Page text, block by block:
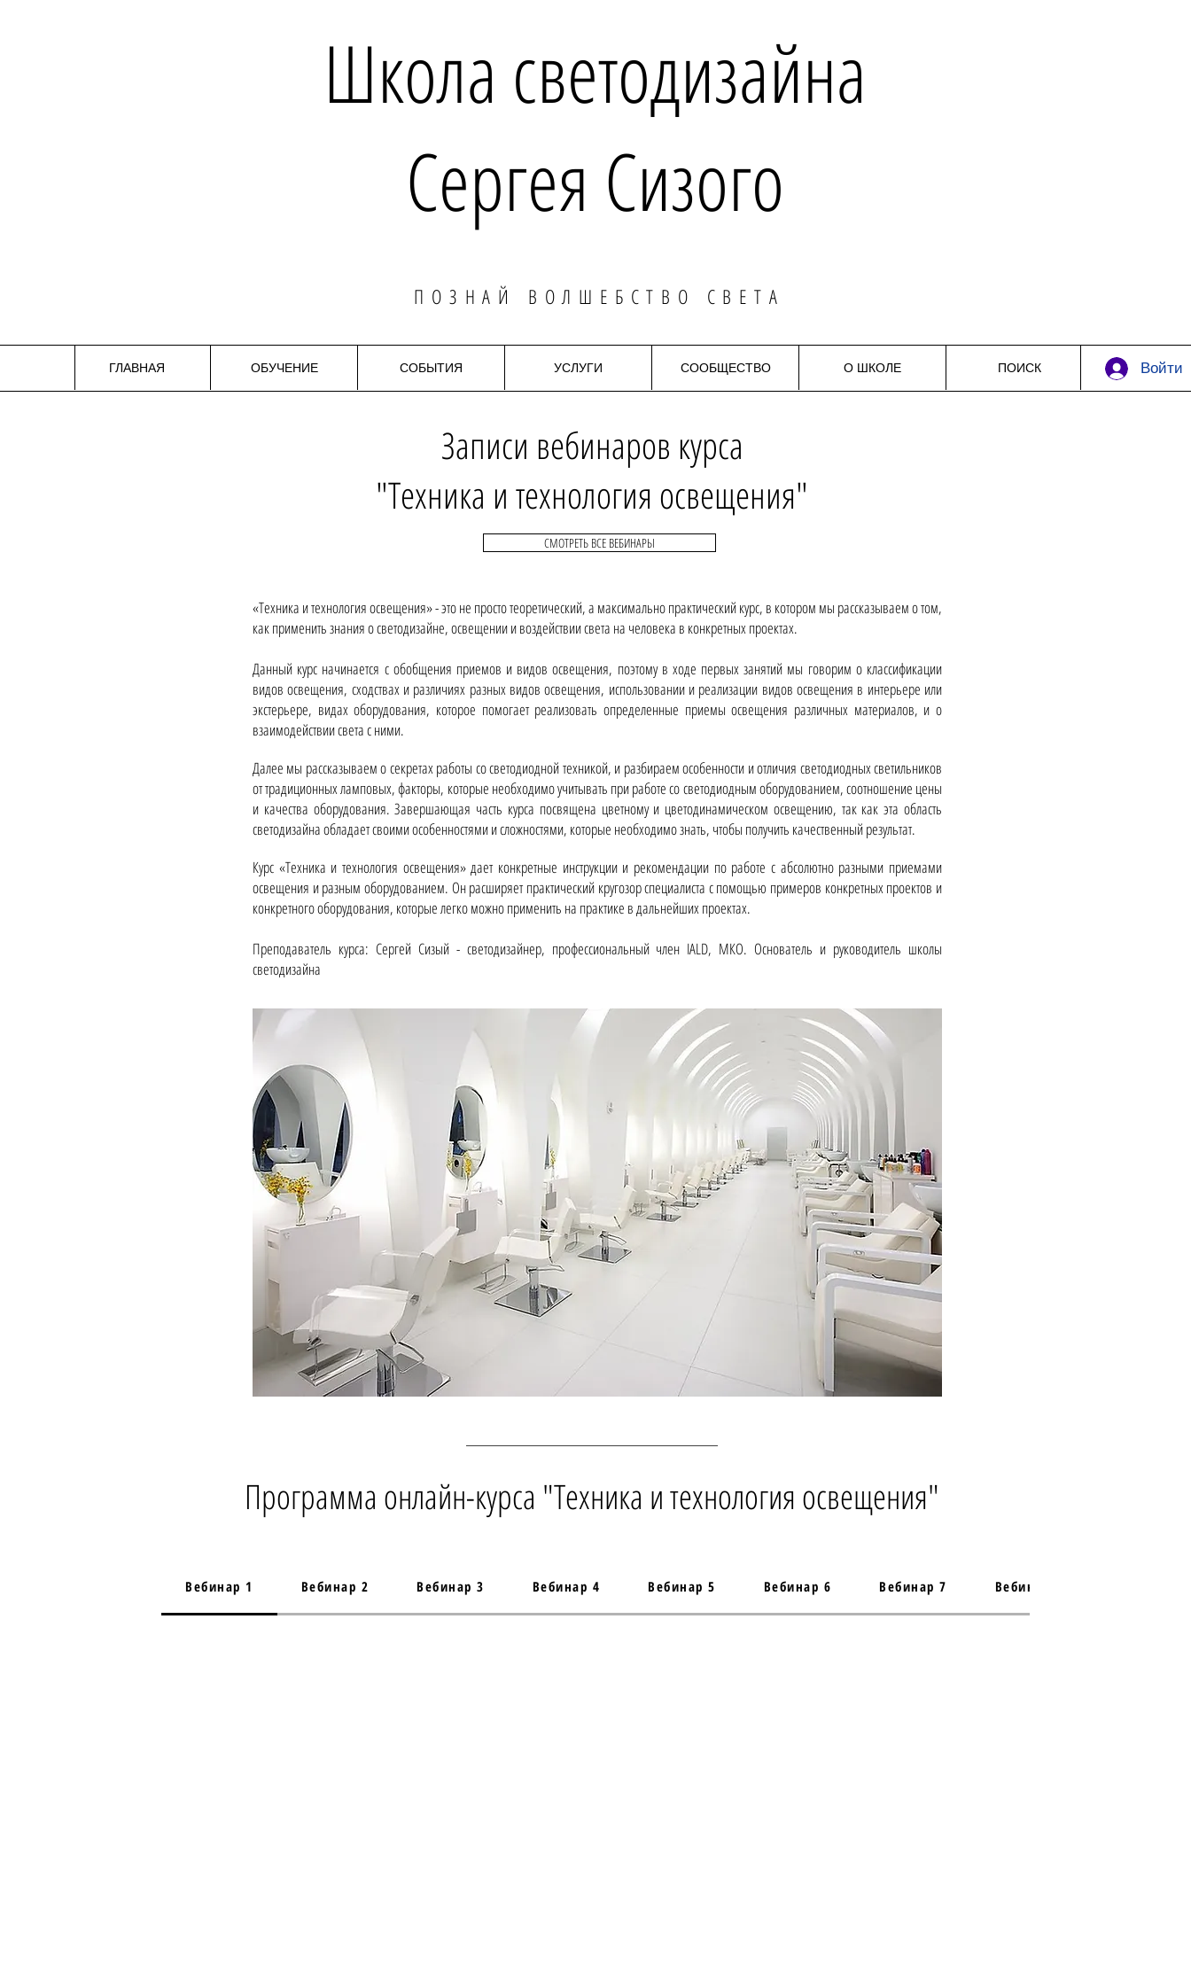
Школа светодизайна
Сергея Сизого
ПОЗНАЙ ВОЛШЕБСТВО СВЕТА
ГЛАВНАЯ ОБУЧЕНИЕ СОБЫТИЯ УСЛУГИ СООБЩЕСТВО О ШКОЛЕ ПОИСК Войти
Записи вебинаров курса
"Техника и технология освещения"
СМОТРЕТЬ ВСЕ ВЕБИНАРЫ
«Техника и технология освещения» - это не просто теоретический, а максимально практический курс, в котором мы рассказываем о том,
как применить знания о светодизайне, освещении и воздействии света на человека в конкретных проектах.
Данный курс начинается с обобщения приемов и видов освещения, поэтому в ходе первых занятий мы говорим о классификации
видов освещения, сходствах и различиях разных видов освещения, использовании и реализации видов освещения в интерьере или
экстерьере, видах оборудования, которое помогает реализовать определенные приемы освещения различных материалов, и о
взаимодействии света с ними.
Далее мы рассказываем о секретах работы со светодиодной техникой, и разбираем особенности и отличия светодиодных светильников
от традиционных ламповых, факторы, которые необходимо учитывать при работе со светодиодным оборудованием, соотношение цены
и качества оборудования. Завершающая часть курса посвящена цветному и цветодинамическом освещению, так как эта область
светодизайна обладает своими особенностями и сложностями, которые необходимо знать, чтобы получить качественный результат.
Курс «Техника и технология освещения» дает конкретные инструкции и рекомендации по работе с абсолютно разными приемами
освещения и разным оборудованием. Он расширяет практический кругозор специалиста с помощью примеров конкретных проектов и
конкретного оборудования, которые легко можно применить на практике в дальнейших проектах.
Преподаватель курса: Сергей Сизый - светодизайнер, профессиональный член IALD, МКО. Основатель и руководитель школы
светодизайна
Программа онлайн-курса "Техника и технология освещения"
Вебинар 1 Вебинар 2 Вебинар 3 Вебинар 4 Вебинар 5 Вебинар 6 Вебинар 7 Вебинар 8